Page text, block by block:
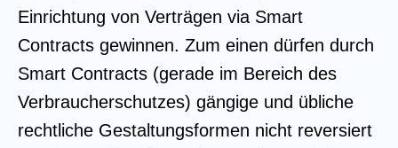
Einrichtung von Verträgen via Smart
Contracts gewinnen. Zum einen dürfen durch
Smart Contracts (gerade im Bereich des
Verbraucherschutzes) gängige und übliche
rechtliche Gestaltungsformen nicht reversiert